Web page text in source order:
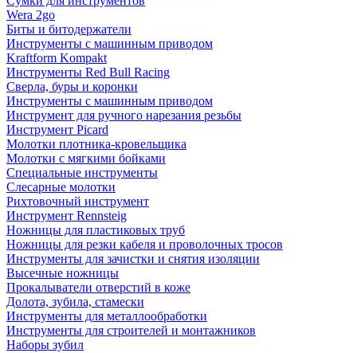
Wera 2go
Биты и битодержатели
Инструменты с машинным приводом
Kraftform Kompakt
Инструменты Red Bull Racing
Сверла, буры и коронки
Инструменты с машинным приводом
Инструмент для ручного нарезания резьбы
Инструмент Picard
Молотки плотника-кровельщика
Молотки с мягкими бойками
Специальные инструменты
Слесарные молотки
Рихтовочный инструмент
Инструмент Rennsteig
Ножницы для пластиковых труб
Ножницы для резки кабеля и проволочных тросов
Инструменты для зачистки и снятия изоляции
Высечные ножницы
Прокалыватели отверстий в коже
Долота, зубила, стамески
Инструменты для металлообработки
Инструменты для строителей и монтажников
Наборы зубил